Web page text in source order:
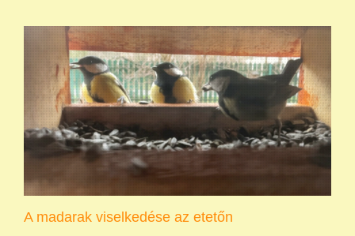
A madarak viselkedése az etetőn